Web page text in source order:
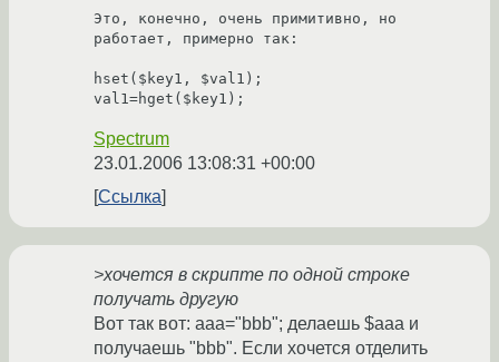
Это, конечно, очень примитивно, но
работает, примерно так:
hset($key1, $val1);
val1=hget($key1);
Spectrum
23.01.2006 13:08:31 +00:00
Ссылка
>хочется в скрипте по одной строке
получать другую
Вот так вот: aaa="bbb"; делаешь $aaa и
получаешь "bbb". Если хочется отделить